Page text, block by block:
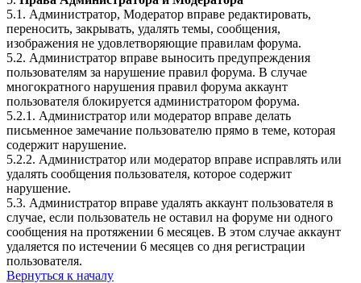
5.1. Администратор, Модератор вправе редактировать,
переносить, закрывать, удалять темы, сообщения,
изображения не удовлетворяющие правилам форума.
5.2. Администратор вправе выносить предупреждения
пользователям за нарушение правил форума. В случае
многократного нарушения правил форума аккаунт
пользователя блокируется администратором форума.
5.2.1. Администратор или модератор вправе делать
письменное замечание пользователю прямо в теме, которая
содержит нарушение.
5.2.2. Администратор или модератор вправе исправлять или
удалять сообщения пользователя, которое содержит
нарушение.
5.3. Администратор вправе удалять аккаунт пользователя в
случае, если пользователь не оставил на форуме ни одного
сообщения на протяжении 6 месяцев. В этом случае аккаунт
удаляется по истечении 6 месяцев со дня регистрации
пользователя.
Вернуться к началу